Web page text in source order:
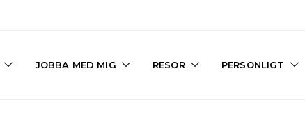
JOBBA MED MIG RESOR PERSONLIGT